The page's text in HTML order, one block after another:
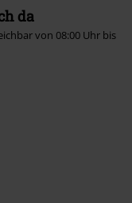
da
von 08:00 Uhr bis